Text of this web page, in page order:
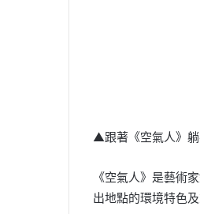
▲跟著《空氣人》
《空氣人》是藝術
出地點的環境特色